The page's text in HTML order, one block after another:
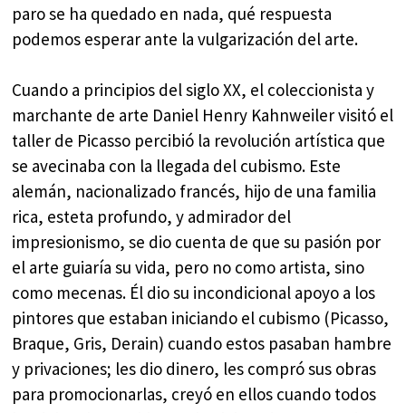
paro se ha quedado en nada, qué respuesta
podemos esperar ante la vulgarización del arte.
Cuando a principios del siglo XX, el coleccionista y
marchante de arte Daniel Henry Kahnweiler visitó el
taller de Picasso percibió la revolución artística que
se avecinaba con la llegada del cubismo. Este
alemán, nacionalizado francés, hijo de una familia
rica, esteta profundo, y admirador del
impresionismo, se dio cuenta de que su pasión por
el arte guiaría su vida, pero no como artista, sino
como mecenas. Él dio su incondicional apoyo a los
pintores que estaban iniciando el cubismo (Picasso,
Braque, Gris, Derain) cuando estos pasaban hambre
y privaciones; les dio dinero, les compró sus obras
para promocionarlas, creyó en ellos cuando todos